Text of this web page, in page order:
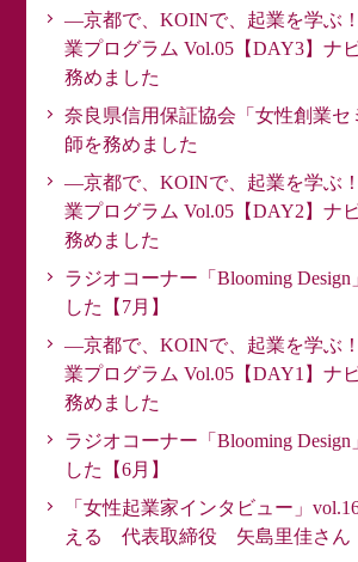
―京都で、KOINで、起業を学ぶ
業プログラム Vol.05【DAY3】ナ
務めました
奈良県信用保証協会「女性創業セ
師を務めました
―京都で、KOINで、起業を学ぶ
業プログラム Vol.05【DAY2】ナ
務めました
ラジオコーナー「Blooming Design
した【7月】
―京都で、KOINで、起業を学ぶ
業プログラム Vol.05【DAY1】ナ
務めました
ラジオコーナー「Blooming Design
した【6月】
「女性起業家インタビュー」
える 代表取締役 矢島里佳さん